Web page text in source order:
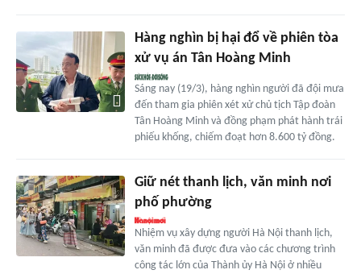
Hàng nghìn bị hại đổ về phiên tòa
xử vụ án Tân Hoàng Minh
Sáng nay (19/3), hàng nghìn người đã đội mưa
đến tham gia phiên xét xử chủ tịch Tập đoàn
Tân Hoàng Minh và đồng phạm phát hành trái
phiếu khống, chiếm đoạt hơn 8.600 tỷ đồng.
Giữ nét thanh lịch, văn minh nơi
phố phường
Nhiệm vụ xây dựng người Hà Nội thanh lịch,
văn minh đã được đưa vào các chương trình
công tác lớn của Thành ủy Hà Nội ở nhiều